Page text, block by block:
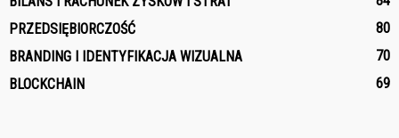
PRZEDSIĘBIORCZOŚĆ
80
BRANDING I IDENTYFIKACJA WIZUALNA
70
BLOCKCHAIN
69